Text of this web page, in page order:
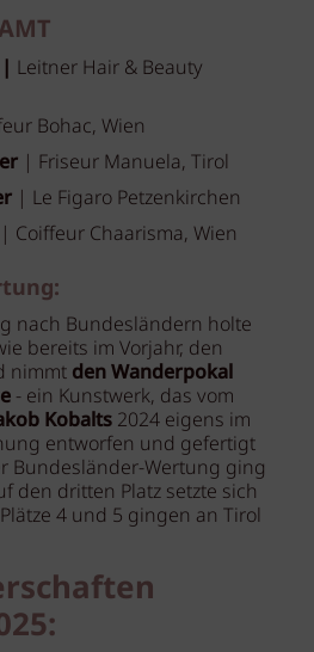
Leitner Hair & Beauty
Bohac, Wien
| Friseur Manuela, Tirol
| Le Figaro Petzenkirchen
| Coiffeur Chaarisma, Wien
nach Bundesländern holte
bereits im Vorjahr, den
nimmtden Wanderpokal
- ein Kunstwerk, das vom
Kobalts 2024 eigens im
entworfen und gefertigt
Bundesländer-Wertung ging
den dritten Platz setzte sich
4 und 5 gingen an Tirol